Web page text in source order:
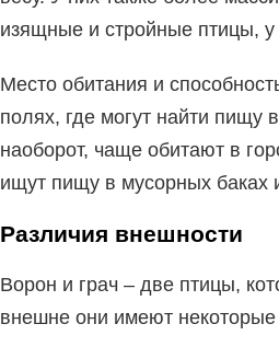
изящные и стройные птицы,
Место обитания и
полях, где могут найти пищу
наоборот, чаще обитают в
ищут пищу в мусорных баках
Различия внешности
Ворон и грач – две птицы,
внешне они имеют некоторые